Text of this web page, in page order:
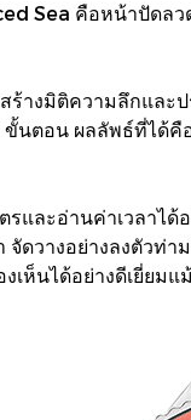
Sea คือหน้าปัดล
ร้างมิติความลึกแล
นตอน ผลลัพธ์ที่ได้
ละอ่านค่าเวลาไ
ดวางอย่างลงตัวท่
เห็นได้อย่างดีเยี่ยม